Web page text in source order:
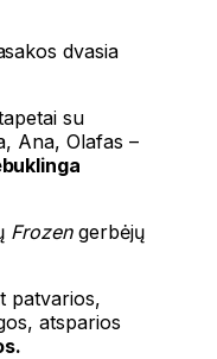
dvasia
su
Ana, Olafas –
Frozengerbėjų
patvarios,
atsparios